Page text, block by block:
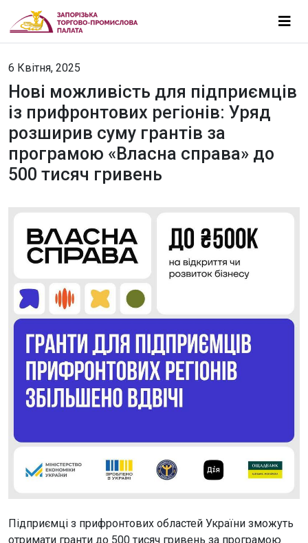
6 Квітня, 2025
Нові можливість для підприємців
із прифронтових регіонів: Уряд
розширив суму грантів за
програмою «Власна справа» до
500 тисяч гривень
Підприємці з прифронтових областей України зможуть
отримати гранти до 500 тисяч гривень за програмою